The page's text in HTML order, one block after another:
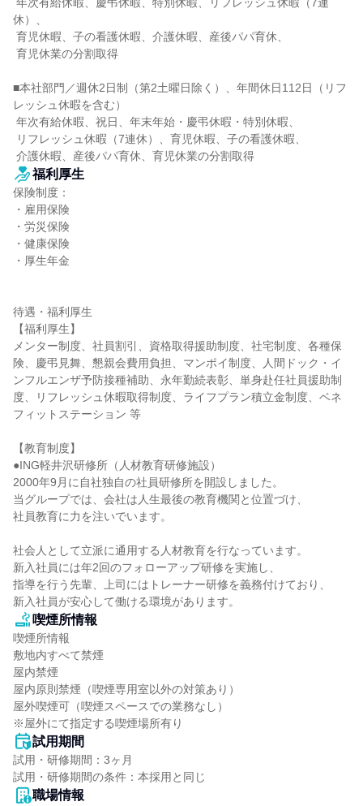
休）、
■本社部門／週休2日制（第2土曜日除く）、年間休日112日（リフ
レッシュ休暇を含む）
介護休暇、産後パパ育休、育児休業の分割取得
福利厚生
保険制度：
・雇用保険
・労災保険
・健康保険
・厚生年金
待遇・福利厚生
【福利厚生】
メンター制度、社員割引、資格取得援助制度、社宅制度、各種保
険、慶弔見舞、懇親会費用負担、マンポイ制度、人間ドック・イ
ンフルエンザ予防接種補助、永年勤続表彰、単身赴任社員援助制
度、リフレッシュ休暇取得制度、ライフプラン積立金制度、ベネ
フィットステーション 等
【教育制度】
●ING軽井沢研修所（人材教育研修施設）
2000年9月に自社独自の社員研修所を開設しました。
当グループでは、会社は人生最後の教育機関と位置づけ、
社員教育に力を注いでいます。
社会人として立派に通用する人材教育を行なっています。
新入社員には年2回のフォローアップ研修を実施し、
指導を行う先輩、上司にはトレーナー研修を義務付けており、
新入社員が安心して働ける環境があります。
喫煙所情報
喫煙所情報
敷地内すべて禁煙
屋内禁煙
屋内原則禁煙（喫煙専用室以外の対策あり）
屋外喫煙可（喫煙スペースでの業務なし）
※屋外にて指定する喫煙場所有り
試用期間
試用・研修期間：3ヶ月
職場情報